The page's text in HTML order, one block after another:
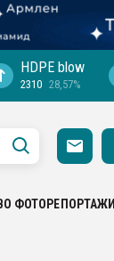
HDPE blow
2310 28,57%
ФОТОРЕПОРТАЖИ